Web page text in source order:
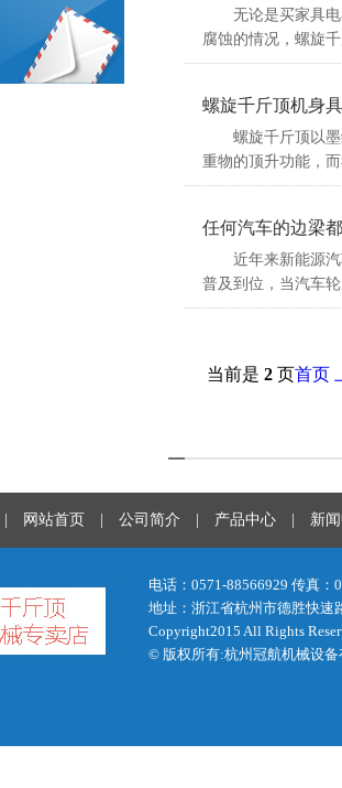
无论是买家具电
腐蚀的情况，螺旋
螺旋千斤顶机身
螺旋千斤顶以墨
重物的顶升功能，
任何汽车的边梁
近年来新能源汽
普及到位，当汽车
当前是 2 页首页
网站首页 公司简介 产品中心 新
电话：0571-88566929 传真：
地址：浙江省杭州市德胜快速
Copyright2015 All Rights
© 版权所有:杭州冠航机械设